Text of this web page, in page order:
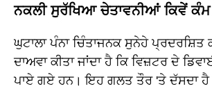
ਨਕਲੀ ਸੁਰੱਖਿਆ ਚੇਤਾਵਨੀਆਂ ਕਿਵੇਂ
ਘੁਟਾਲਾ ਪੰਨਾ ਚਿੰਤਾਜਨਕ ਸੁਨੇਹੇ ਪ੍ਰਦਰਸ਼ਿਤ
ਦਾਅਵਾ ਕੀਤਾ ਜਾਂਦਾ ਹੈ ਕਿ ਵਿਜ਼ਟਰ ਦੇ
ਪਾਏ ਗਏ ਹਨ। ਇਹ ਗਲਤ ਤੌਰ 'ਤੇ ਦੱਸਦਾ ਹੈ